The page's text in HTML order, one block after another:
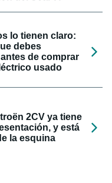
lo tienen claro:
debes
de comprar
usado
2CV ya tiene
y está
la esquina